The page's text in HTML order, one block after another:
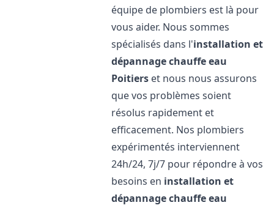
équipe de plombiers est là pour
vous aider. Nous sommes
spécialisés dans l'installation et
dépannage chauffe eau
Poitiers et nous nous assurons
que vos problèmes soient
résolus rapidement et
efficacement. Nos plombiers
expérimentés interviennent
24h/24, 7j/7 pour répondre à vos
besoins en installation et
dépannage chauffe eau